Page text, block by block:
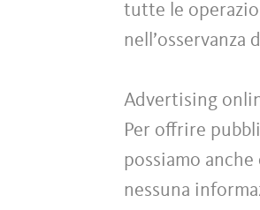
tutte le
nell’osservanza
Advertising
Per offrire
possiamo
nessuna